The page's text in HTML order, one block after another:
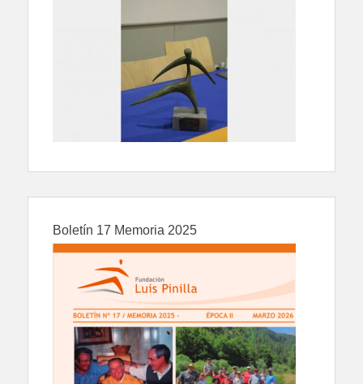
Boletín 17 Memoria 2025